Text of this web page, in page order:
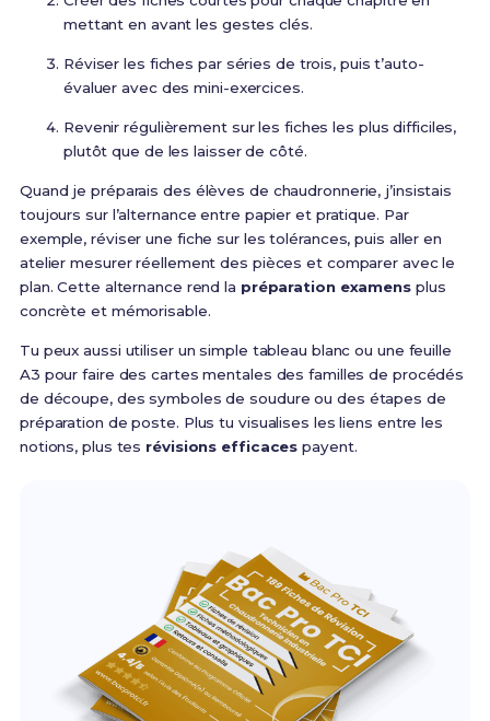
mettant en avant les gestes clés.
Réviser les fiches par séries de trois, puis t’auto-
évaluer avec des mini-exercices.
Revenir régulièrement sur les fiches les plus difficiles,
plutôt que de les laisser de côté.
Quand je préparais des élèves de chaudronnerie, j’insistais
toujours sur l’alternance entre papier et pratique. Par
exemple, réviser une fiche sur les tolérances, puis aller en
atelier mesurer réellement des pièces et comparer avec le
plan. Cette alternance rend la préparation examensplus
concrète et mémorisable.
Tu peux aussi utiliser un simple tableau blanc ou une feuille
A3 pour faire des cartes mentales des familles de procédés
de découpe, des symboles de soudure ou des étapes de
préparation de poste. Plus tu visualises les liens entre les
notions, plus tes révisions efficaces payent.